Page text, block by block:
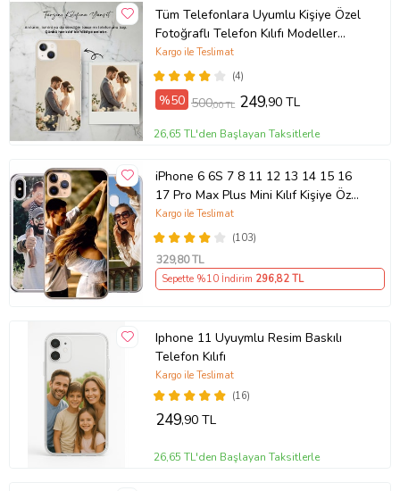
Tüm Telefonlara Uyumlu Kişiye Özel
Fotoğraflı Telefon Kılıfı Modeller
Açıklamada
(4)
Kargo ile Teslimat
%50 500,00 TL 249,90 TL
26,65 TL'den Başlayan Taksitlerle
iPhone 6 6S 7 8 11 12 13 14 15 16
17 Pro Max Plus Mini Kılıf Kişiye Özel
Resimli Fotoğraflı Silikon
(103)
Kargo ile Teslimat
329,80 TL
Sepette %10 İndirim 296,82 TL
Iphone 11 Uyuymlu Resim Baskılı
Telefon Kılıfı
(16)
Kargo ile Teslimat
249,90 TL
26,65 TL'den Başlayan Taksitlerle